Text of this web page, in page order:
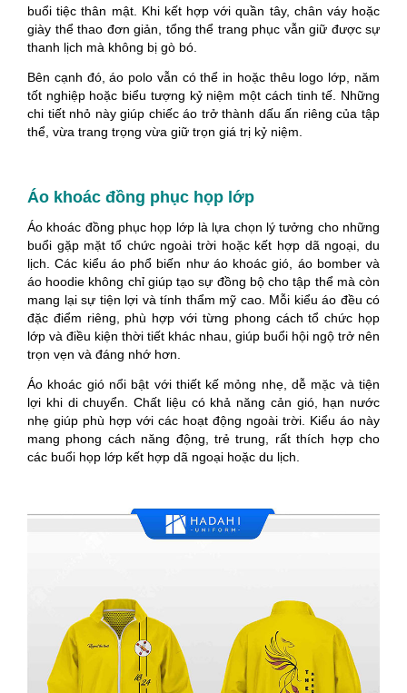
buổi tiệc thân mật. Khi kết hợp với quần tây, chân váy hoặc
giày thể thao đơn giản, tổng thể trang phục vẫn giữ được sự
thanh lịch mà không bị gò bó.
Bên cạnh đó, áo polo vẫn có thể in hoặc thêu logo lớp, năm
tốt nghiệp hoặc biểu tượng kỷ niệm một cách tinh tế. Những
chi tiết nhỏ này giúp chiếc áo trở thành dấu ấn riêng của tập
thể, vừa trang trọng vừa giữ trọn giá trị kỷ niệm.
Áo khoác đồng phục họp lớp
Áo khoác đồng phục họp lớp là lựa chọn lý tưởng cho những
buổi gặp mặt tổ chức ngoài trời hoặc kết hợp dã ngoại, du
lịch. Các kiểu áo phổ biến như áo khoác gió, áo bomber và
áo hoodie không chỉ giúp tạo sự đồng bộ cho tập thể mà còn
mang lại sự tiện lợi và tính thẩm mỹ cao. Mỗi kiểu áo đều có
đặc điểm riêng, phù hợp với từng phong cách tổ chức họp
lớp và điều kiện thời tiết khác nhau, giúp buổi hội ngộ trở nên
trọn vẹn và đáng nhớ hơn.
Áo khoác gió nổi bật với thiết kế mỏng nhẹ, dễ mặc và tiện
lợi khi di chuyển. Chất liệu có khả năng cản gió, hạn nước
nhẹ giúp phù hợp với các hoạt động ngoài trời. Kiểu áo này
mang phong cách năng động, trẻ trung, rất thích hợp cho
các buổi họp lớp kết hợp dã ngoại hoặc du lịch.